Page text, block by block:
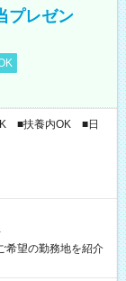
プレゼン
■扶養内OK ■日
望の勤務地を紹介